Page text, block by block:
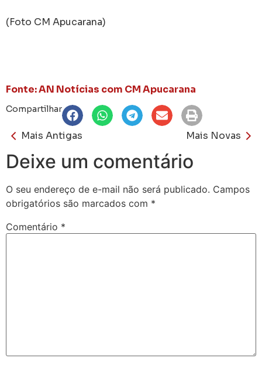
(Foto CM Apucarana)
Fonte: AN Notícias com CM Apucarana
Compartilhar
Mais Antigas Mais Novas
Deixe um comentário
O seu endereço de e-mail não será publicado. Campos
obrigatórios são marcados com *
Comentário *